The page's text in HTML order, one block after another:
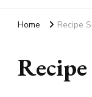
Home Recipe